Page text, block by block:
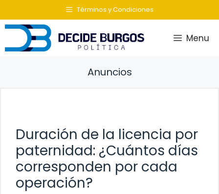
al
contenido
Términos y Condiciones
Menu
Anuncios
Duración de la licencia por
paternidad: ¿Cuántos días
corresponden por cada
operación?